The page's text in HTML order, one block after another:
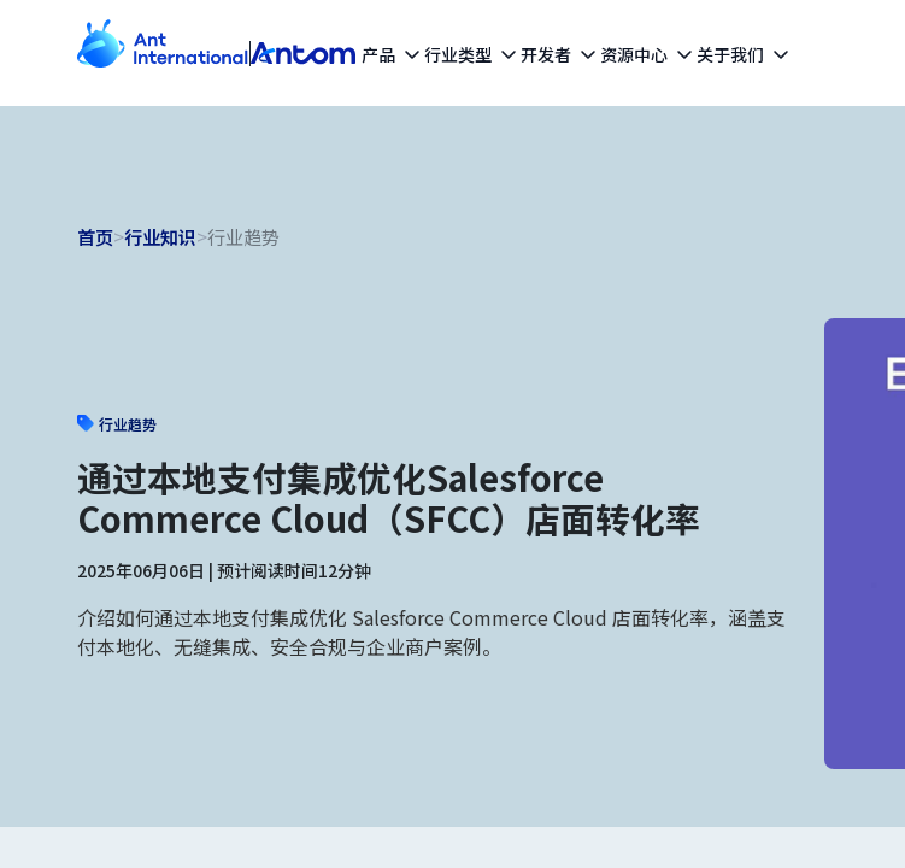
产品 行业类型 开发者 资源中心 关于我们
首页>行业知识>行业趋势
行业趋势
通过本地支付集成优化Salesforce
Commerce Cloud（SFCC）店面转化率
2025年06月06日 | 预计阅读时间12分钟
介绍如何通过本地支付集成优化 Salesforce Commerce Cloud 店面转化率，涵盖支
付本地化、无缝集成、安全合规与企业商户案例。